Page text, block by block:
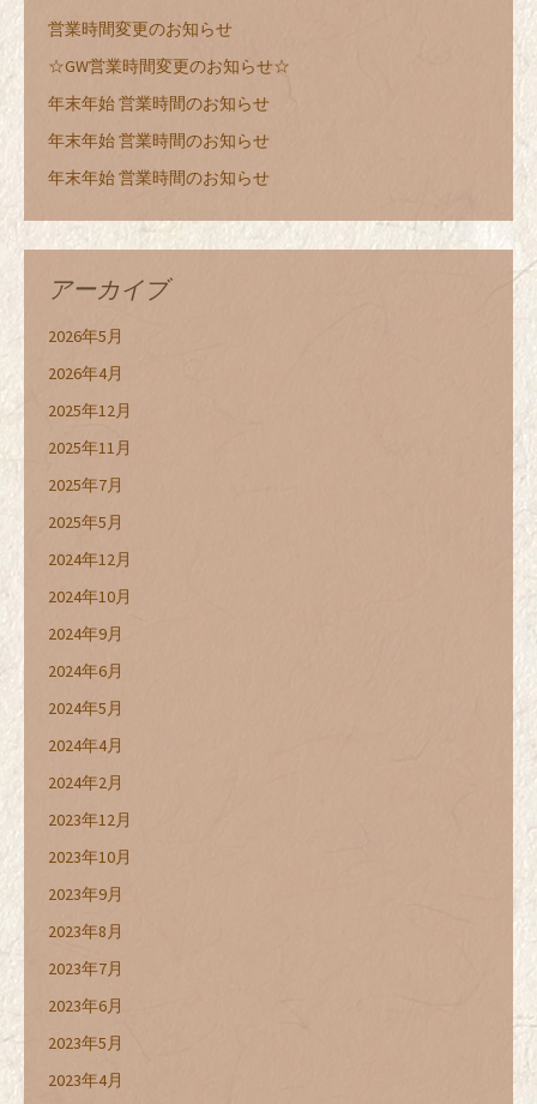
営業時間変更のお知らせ
☆GW営業時間変更のお知らせ☆
年末年始 営業時間のお知らせ
年末年始 営業時間のお知らせ
年末年始 営業時間のお知らせ
アーカイブ
2026年5月
2026年4月
2025年12月
2025年11月
2025年7月
2025年5月
2024年12月
2024年10月
2024年9月
2024年6月
2024年5月
2024年4月
2024年2月
2023年12月
2023年10月
2023年9月
2023年8月
2023年7月
2023年6月
2023年5月
2023年4月